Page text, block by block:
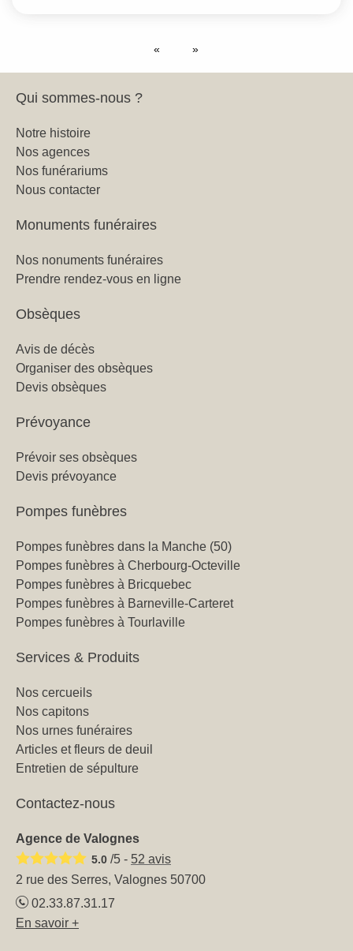
Qui sommes-nous ?
Notre histoire
Nos agences
Nos funérariums
Nous contacter
Monuments funéraires
Nos nonuments funéraires
Prendre rendez-vous en ligne
Obsèques
Avis de décès
Organiser des obsèques
Devis obsèques
Prévoyance
Prévoir ses obsèques
Devis prévoyance
Pompes funèbres
Pompes funèbres dans la Manche (50)
Pompes funèbres à Cherbourg-Octeville
Pompes funèbres à Bricquebec
Pompes funèbres à Barneville-Carteret
Pompes funèbres à Tourlaville
Services & Produits
Nos cercueils
Nos capitons
Nos urnes funéraires
Articles et fleurs de deuil
Entretien de sépulture
Contactez-nous
Agence de Valognes
5.0 /5 - 52 avis
2 rue des Serres, Valognes 50700
02.33.87.31.17
En savoir +